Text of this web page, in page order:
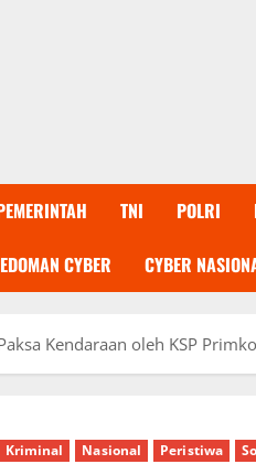
TNI POLRI
CYBER CYBER
Kendaraan oleh KSP
Kriminal Nasional Peristiwa